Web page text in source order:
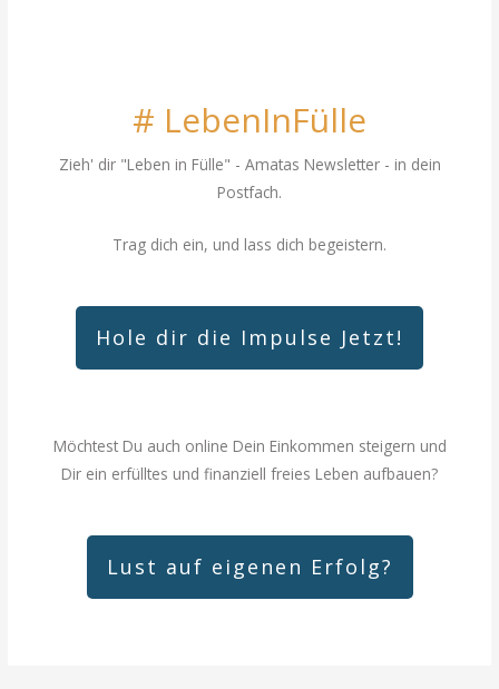
# LebenInFülle
Zieh' dir "Leben in Fülle" - Amatas Newsletter - in dein
Postfach.
Trag dich ein, und lass dich begeistern.
Hole dir die Impulse Jetzt!
Möchtest Du auch online Dein Einkommen steigern und
Dir ein erfülltes und finanziell freies Leben aufbauen?
Lust auf eigenen Erfolg?